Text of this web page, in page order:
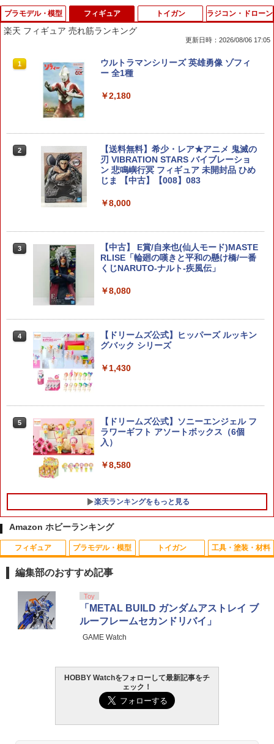
プラモデル・模型
1
ダイヤスレンジャー 【PMKJ042】 (工
具)
￥1,320
2
HGUC 1/144 『機動戦士ガンダム』 MS-
05B ザクI (プラモデル)
￥1,320
ズ No.5 ソーラーモーター 02 76005
￥1,337
1/1 『メガミデバイス M.S.G』 10 フェ
イスセット PUNI☆MOFU用 01 スキンカ
ラーE 【KP908】 (プラモデル)
￥1,650
0 ミニ四駆スターターパックFM-Aバラン
スタイプ (ラウディーブル) 【18710】 ミ
ニ四駆パーツ
￥1,780
フィギュア
楽天 フィギュア 売れ筋ランキング
更新日時：2026/08/06 17:05
1
ウルトラマンシリーズ 英雄勇像 ゾフィ
ー 全1種
￥2,180
2
【送料無料】希少・レア★アニメ 鬼滅の
刃 VIBRATION STARS バイブレーショ
ン 悲鳴嶼行冥 フィギュア 未開封品 ひめ
じま 【中古】【008】083
￥8,000
3
【中古】 E賞/自来也(仙人モード)MASTE
RLISE「輪廻の嘆きと平和の懸け橋/一番
くじNARUTO-ナルト-疾風伝」
￥8,080
4
【ドリームズ公式】ヒッパーズ ルッキン
グバック シリーズ
￥1,430
5
【ドリームズ公式】ソニーエンジェル フ
ラワーギフト アソートボックス（6個
入）
￥8,580
楽天ランキングをもっと見る
トイガン
1
Maple Leaf MACARON AUTOBOT ホッ
プアップパッキン 60° for GBB/VSR-10
◆マカロン オートボット 飛距離アップ
￥690
COWCOW TECHNOLOGY NP1 ノズル
リターンスプリング Hi-CAPA/1911◆マ
ルイ ガスブロ ハイキャパ/MEU/ガバ対応
180％強化レート 動作安定化に
ラジコン・ドローン
1
【割引】単4形 アルカリ乾電池 1個10本
入り 単四 アルカリ電池 リモコン 家電 お
もちゃ ゲーム 予備 電池 災害時 防災 乾
め買い /60N◇ LAZOS:単4乾電池
【複数購入で3％OFF】ドローン予備プ
ロペラ2セット 8枚 羽 予備プロペラ ポケ
ットドローン専用 h030-32専用 ドローン
プロペラ プロペラ単体 子供の日 母の日
料無料 即納 ラッピング可
Amazon ホビーランキング
フィギュア
バルキリー 超時空要塞マクロス VF-1J
バルキリー45th Anniv. 約225mm ABS&
ダイキャスト製 塗装済み可動フィギュア
TAMASHII NATIONS S.H.フィギュアー
ツ 呪術廻戦 伏黒甚爾 約155mm PVC&A
￥13,950
プラモデル・模型
K REALIZE MODEL リアライズモデル Z
OIDS ゾイド RMZ-025 ライガーゼロフ
ァルコン (ZBF) 色分け済み プラキット
壽屋(KOTOBUKIYA) フレームアーム
ズ・ガール ドゥルガーI〈Bunny Styl
デル
トイガン
ト ガバメント HG 18歳以上エアーHOP
ハンドガン
￥3,384
東京マルイ (TOKYO MARUI) ガスブロー
バックマシンガン No.14 20式 5.56mm
小銃 18歳以上 ガスブローバック
￥190,000
工具・塗装・材料
ミアムトップコートスプレー 光沢 88ml
ホビー用仕上材 B601
￥748
LOCTITE(ロックタイト) シールはがし
プレミアム 220ml
編集部のおすすめ記事
Toy
「METAL BUILD ガンダムアストレイ ブ
ルーフレームセカンドリバイ」
GAME Watch
HOBBY Watchをフォローして最新記事をチ
ェック！